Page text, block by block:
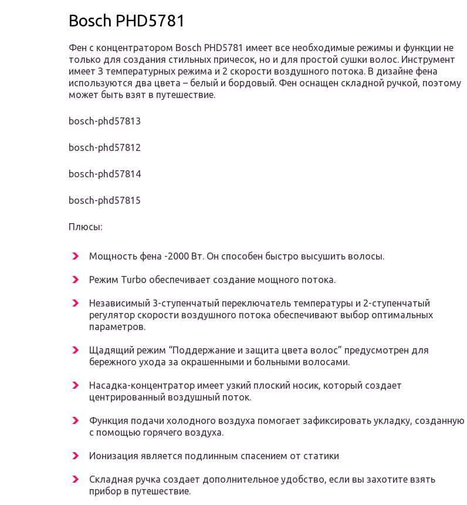
Bosch PHD5781
Фен с концентратором Bosch PHD5781 имеет все необходимые режимы и функции не
только для создания стильных причесок, но и для простой сушки волос. Инструмент
имеет З температурных режима и 2 скорости воздушного потока. В дизайне фена
используются два цвета – белый и бордовый. Фен оснащен складной ручкой, поэтому
может быть взят в путешествие.
bosch-phd57813
bosch-phd57812
bosch-phd57814
bosch-phd57815
Плюсы:
Мощность фена -2000 Вт. Он способен быстро высушить волосы.
Режим Turbo обеспечивает создание мощного потока.
Независимый 3-ступенчатый переключатель температуры и 2-ступенчатый
регулятор скорости воздушного потока обеспечивают выбор оптимальных
параметров.
Щадящий режим “Поддержание и защита цвета волос” предусмотрен для
бережного ухода за окрашенными и больными волосами.
Насадка-концентратор имеет узкий плоский носик, который создает
центрированный воздушный поток.
Функция подачи холодного воздуха помогает зафиксировать укладку, созданную
с помощью горячего воздуха.
Ионизация является подлинным спасением от статики
Складная ручка создает дополнительное удобство, если вы захотите взять
прибор в путешествие.